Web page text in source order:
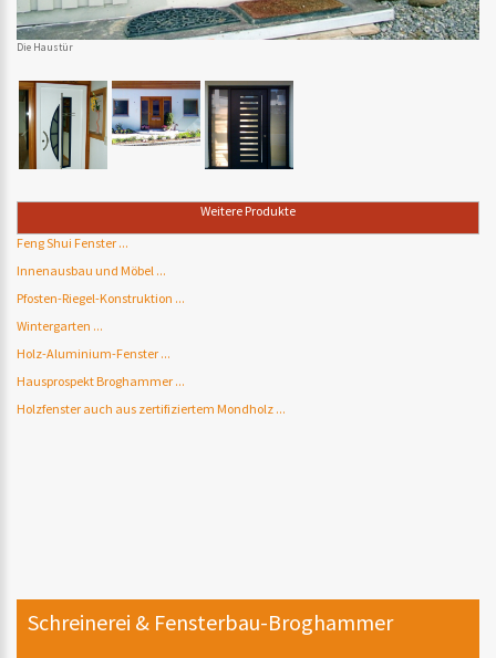
Die Haustür
Weitere Produkte
Feng Shui Fenster ...
Innenausbau und Möbel ...
Pfosten-Riegel-Konstruktion ...
Wintergarten ...
Holz-Aluminium-Fenster ...
Hausprospekt Broghammer ...
Holzfenster auch aus zertifiziertem Mondholz ...
Schreinerei & Fensterbau-Broghammer